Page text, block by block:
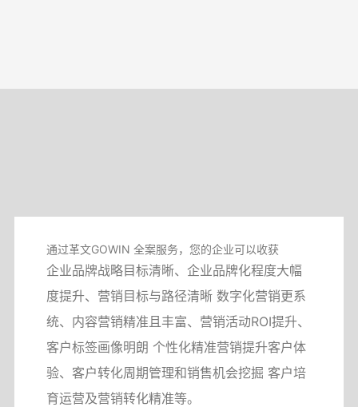
通过革文GOWIN 全案服务，您的企业可以收获
企业品牌战略目标清晰、企业品牌化程度大幅
度提升、营销目标与路径清晰 数字化营销更系
统、内容营销精准且丰富、营销活动ROI提升、
客户标签画像明朗 个性化精准营销提升客户体
验、客户转化周期管理和销售机会挖掘 客户培
育运营及营销转化精准等。